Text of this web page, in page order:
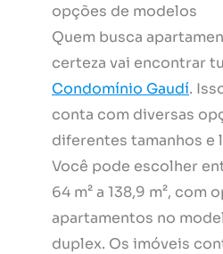
opções de modelos
Quem busca
certeza vai encontrar
Condomínio Gaudí.
conta com diversas
diferentes tamanhos e
Você pode escolher
64 m² a 138,9 m², com
apartamentos no
duplex. Os imóveis